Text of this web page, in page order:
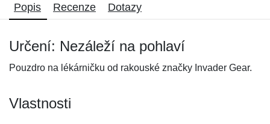
Popis Recenze Dotazy
Určení: Nezáleží na pohlaví
Pouzdro na lékárničku od rakouské značky Invader Gear.
Vlastnosti